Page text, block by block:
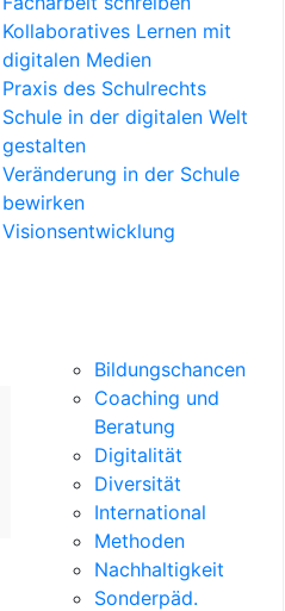
Kollaboratives Lernen mit
digitalen Medien
Praxis des Schulrechts
Schule in der digitalen Welt
gestalten
Veränderung in der Schule
bewirken
Visionsentwicklung
Bildungschancen
Coaching und
Beratung
Digitalität
Diversität
International
Methoden
Nachhaltigkeit
Sonderpäd.